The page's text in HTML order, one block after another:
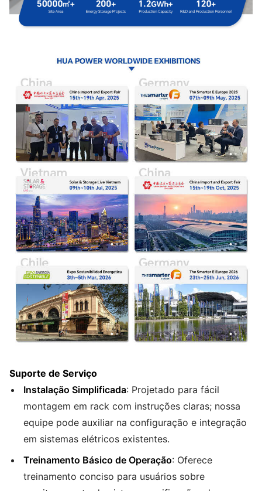
Suporte de Serviço
Instalação Simplificada: Projetado para fácil
montagem em rack com instruções claras; nossa
equipe pode auxiliar na configuração e integração
em sistemas elétricos existentes.
Treinamento Básico de Operação: Oferece
treinamento conciso para usuários sobre